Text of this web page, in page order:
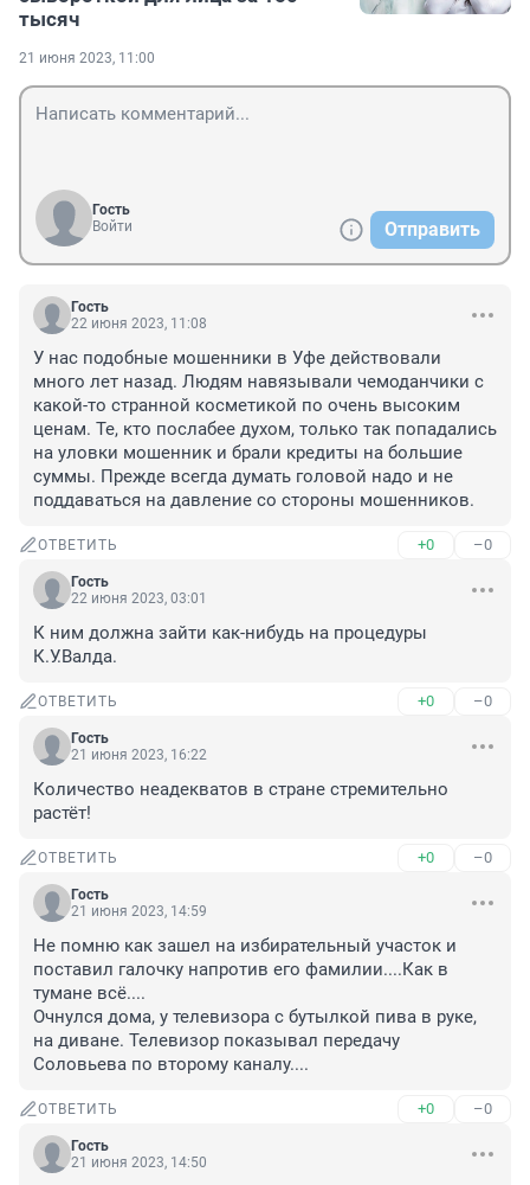
тысяч
21 июня 2023, 11:00
Гость
Войти
Отправить
Гость
22 июня 2023, 11:08
У нас подобные мошенники в Уфе действовали
много лет назад. Людям навязывали чемоданчики с
какой-то странной косметикой по очень высоким
ценам. Те, кто послабее духом, только так попадались
на уловки мошенник и брали кредиты на большие
суммы. Прежде всегда думать головой надо и не
поддаваться на давление со стороны мошенников.
ОТВЕТИТЬ +0 –0
Гость
22 июня 2023, 03:01
К ним должна зайти как-нибудь на процедуры
К.У.Валда.
ОТВЕТИТЬ +0 –0
Гость
21 июня 2023, 16:22
Количество неадекватов в стране стремительно
растёт!
ОТВЕТИТЬ +0 –0
Гость
21 июня 2023, 14:59
Не помню как зашел на избирательный участок и
поставил галочку напротив его фамилии....Как в
тумане всё....
Очнулся дома, у телевизора с бутылкой пива в руке,
на диване. Телевизор показывал передачу
Соловьева по второму каналу....
ОТВЕТИТЬ +0 –0
Гость
21 июня 2023, 14:50